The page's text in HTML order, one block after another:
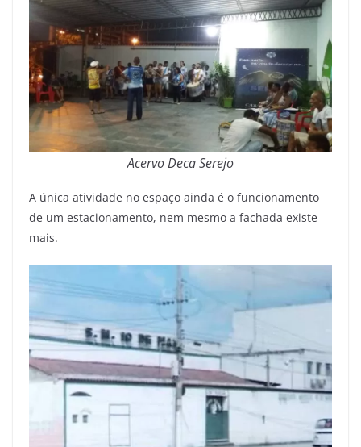
Acervo Deca Serejo
A única atividade no espaço ainda é o funcionamento
de um estacionamento, nem mesmo a fachada existe
mais.